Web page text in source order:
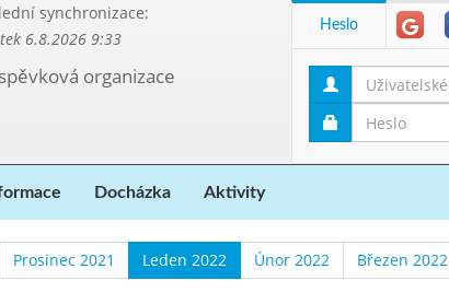
synchronizace:
6.8.2026 9:33
organizace
Heslo
Docházka Aktivity
Prosinec 2021 Leden 2022 Únor 2022 Březen 2022